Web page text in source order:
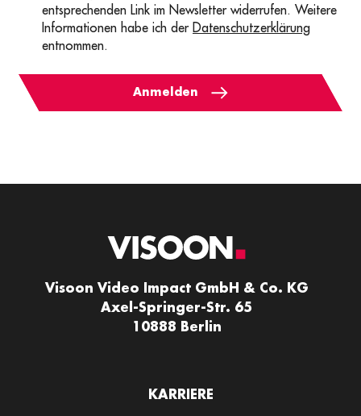
entsprechenden Link im Newsletter widerrufen. Weitere
Informationen habe ich der Datenschutzerklärung
entnommen.
Anmelden
Visoon Video Impact GmbH & Co. KG
Axel-Springer-Str. 65
10888 Berlin
KARRIERE